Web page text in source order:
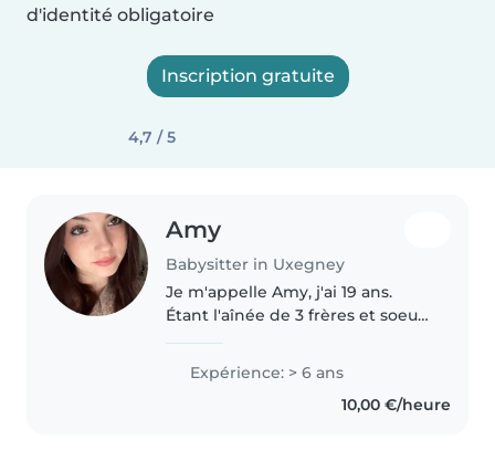
d'identité obligatoire
Inscription gratuite
4,7 / 5
Amy
Babysitter in Uxegney
Je m'appelle Amy, j'ai 19 ans.
Étant l'aînée de 3 frères et soeur,
Nounou durant plusieurs année,
j'ai grandi entouré d'enfants et je
Expérience: > 6 ans
10,00 €/heure